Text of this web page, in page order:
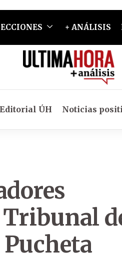
+ ANÁLISIS
Editorial ÚH Noticias